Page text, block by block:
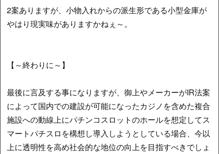
2案ありますが、小物入れからの派生形である小型金庫が
やはり現実味がありますかねぇ～。
【～終わりに～】
最後に言及する事になりますが、御上やメーカーがIR法案
によって国内での建設が可能になったカジノを含めた複合
施設への動線上にパチンコスロットのホールを想定してス
マートパチスロを構想し導入しようとしている場合、今以
上に透明性を高め社会的な地位の向上を目指すべきでしょ